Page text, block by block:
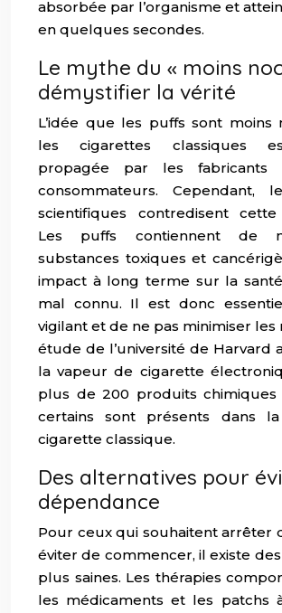
absorbée par l’organisme et
en quelques secondes.
Le mythe du « moins
démystifier la vérité
L’idée que les puffs sont moins
les cigarettes classiques
propagée par les fabricants
consommateurs. Cependant,
scientifiques contredisent cette
Les puffs contiennent de
substances toxiques et
impact à long terme sur la
mal connu. Il est donc
vigilant et de ne pas minimiser les
étude de l’université de Harvard
la vapeur de cigarette
plus de 200 produits chimiques
certains sont présents dans
cigarette classique.
Des alternatives pour
dépendance
Pour ceux qui souhaitent arrêter
éviter de commencer, il existe
plus saines. Les thérapies
les médicaments et les patchs